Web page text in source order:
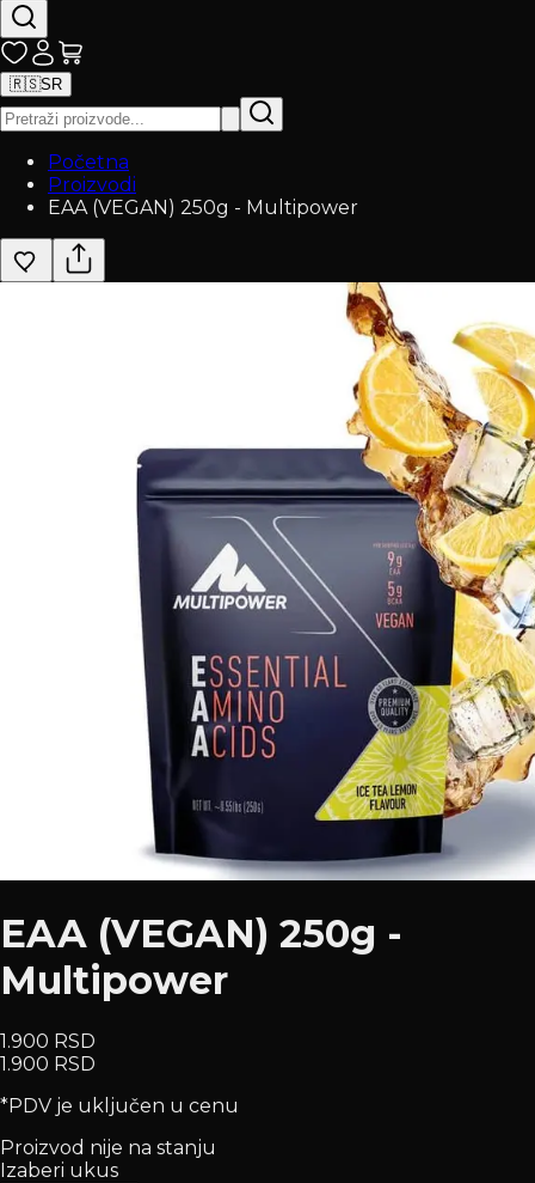
🇷🇸SR
Početna
Proizvodi
EAA (VEGAN) 250g - Multipower
EAA (VEGAN) 250g -
Multipower
1.900 RSD
1.900 RSD
*PDV je uključen u cenu
Proizvod nije na stanju
Izaberi ukus